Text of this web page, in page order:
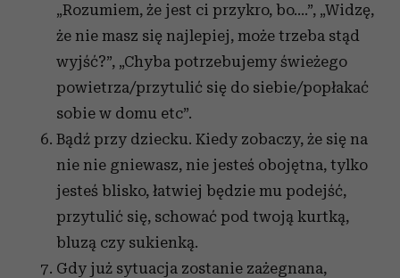
„Rozumiem, że jest ci przykro, bo....”, „Widzę,
że nie masz się najlepiej, może trzeba stąd
wyjść?”, „Chyba potrzebujemy świeżego
powietrza/przytulić się do siebie/popłakać
sobie w domu etc”.
Bądź przy dziecku. Kiedy zobaczy, że się na
nie nie gniewasz, nie jesteś obojętna, tylko
jesteś blisko, łatwiej będzie mu podejść,
przytulić się, schować pod twoją kurtką,
bluzą czy sukienką.
Gdy już sytuacja zostanie zażegnana,